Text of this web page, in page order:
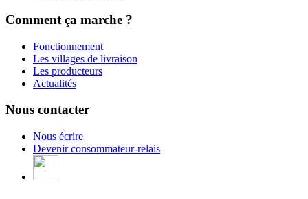
Comment ça marche ?
Fonctionnement
Les villages de livraison
Les producteurs
Actualités
Nous contacter
Nous écrire
Devenir consommateur-relais